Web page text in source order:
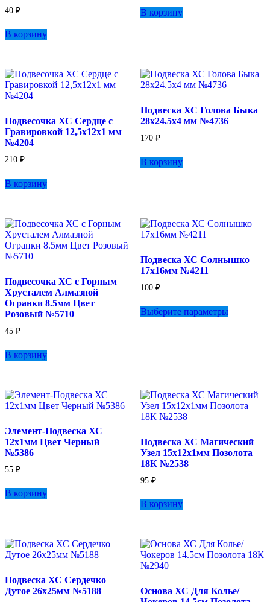
40 ₽
В корзину
В корзину
Подвесочка ХС Сердце с
Гравировкой 12,5х12х1 мм
№4204
210 ₽
В корзину
Подвеска ХС Голова Быка
28х24.5х4 мм №4736
170 ₽
В корзину
Подвесочка ХС с Горным
Хрусталем Алмазной
Огранки 8.5мм Цвет
Розовый №5710
45 ₽
В корзину
Подвеска ХС Солнышко
17х16мм №4211
100 ₽
Выберите параметрытовар
странице
товара.
Элемент-Подвеска ХС
12х1мм Цвет Черный
№5386
55 ₽
В корзину
Подвеска ХС Магический
Узел 15х12х1мм Позолота
18К №2538
95 ₽
В корзину
Подвеска ХС Сердечко
Дутое 26х25мм №5188
Основа ХС Для Колье/